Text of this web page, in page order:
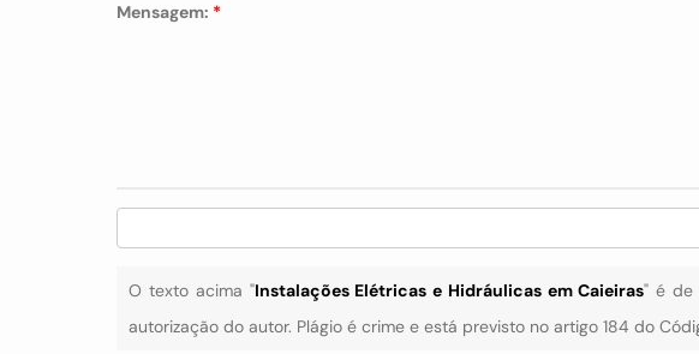
Mensagem: *
O texto acima "Instalações Elétricas e Hidráulicas em Caieiras" é de
autorização do autor. Plágio é crime e está previsto no artigo 184 do